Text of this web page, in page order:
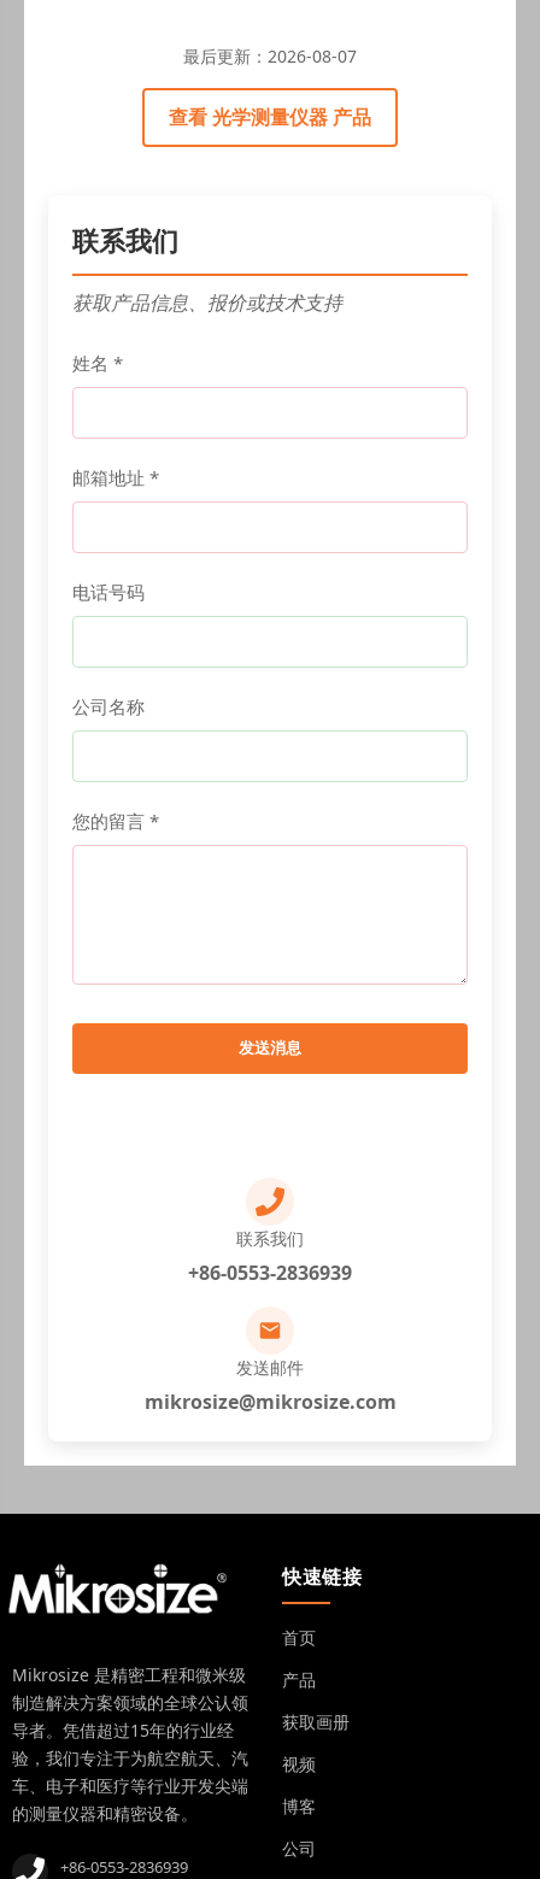
最后更新： 2026-08-07
查看 光学测量仪器 产品
联系我们
获取产品信息、报价或技术支持
姓名 *
邮箱地址 *
电话号码
公司名称
您的留言 *
发送消息
联系我们
+86-0553-2836939
发送邮件
mikrosize@mikrosize.com
Mikrosize 是精密工程和微米级
制造解决方案领域的全球公认领
导者。凭借超过15年的行业经
验，我们专注于为航空航天、汽
车、电子和医疗等行业开发尖端
的测量仪器和精密设备。
+86-0553-2836939
快速链接
首页
产品
获取画册
视频
博客
公司